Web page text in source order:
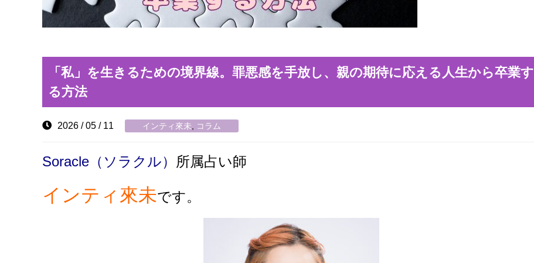
「私」を生きるための境界線。罪悪感を手放し、親の期待に応える人生から卒業す
る方法
2026 / 05 / 11 インティ來未 コラム
Soracle（ソラクル） 所属占い師
インティ來未です。